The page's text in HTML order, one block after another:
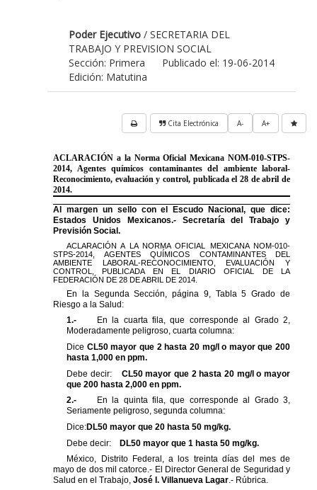
Poder Ejecutivo / SECRETARIA DEL
TRABAJO Y PREVISION SOCIAL
Publicado el: 19-06-2014
Sección: Primera
Edición: Matutina
A+
A-
Cita Electrónica